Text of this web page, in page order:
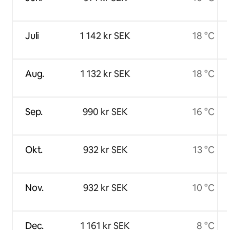
Juli
Aug.
Sep.
Okt.
Nov.
Dec.
1 142 kr SEK
1 132 kr SEK
990 kr SEK
932 kr SEK
932 kr SEK
1 161 kr SEK
18 °C
18 °C
16 °C
13 °C
10 °C
8 °C